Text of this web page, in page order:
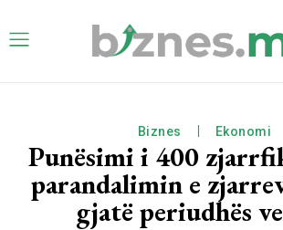
Biznes Ekonomi
Punësimi i 400
parandalimin e
gjatë periudhës